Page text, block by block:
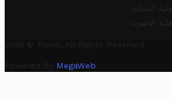
المحلية
الجهوية
2025 © Trovit. All Rights Reserved.
Powered By MegaWeb